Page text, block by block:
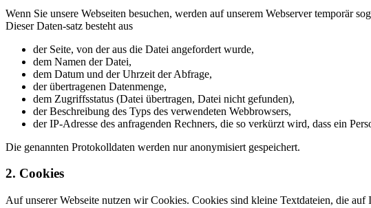
Wenn Sie unsere Webseiten besuchen, werden auf unserem Webserver temporär
Dieser Daten-satz besteht aus
der Seite, von der aus die Datei angefordert wurde,
dem Namen der Datei,
dem Datum und der Uhrzeit der Abfrage,
der übertragenen Datenmenge,
dem Zugriffsstatus (Datei übertragen, Datei nicht gefunden),
der Beschreibung des Typs des verwendeten Webbrowsers,
der IP-Adresse des anfragenden Rechners, die so verkürzt wird, dass ein
Die genannten Protokolldaten werden nur anonymisiert gespeichert.
2. Cookies
Auf unserer Webseite nutzen wir Cookies. Cookies sind kleine Textdateien, die